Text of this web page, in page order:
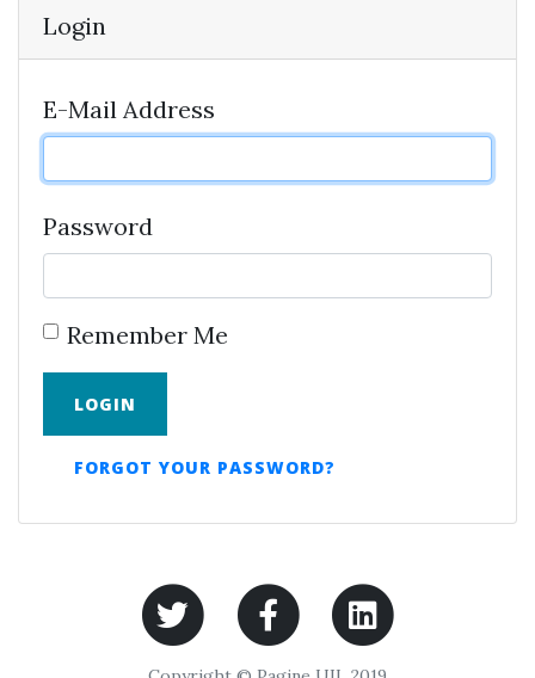
Login
E-Mail Address
Password
Remember Me
LOGIN
FORGOT YOUR PASSWORD?